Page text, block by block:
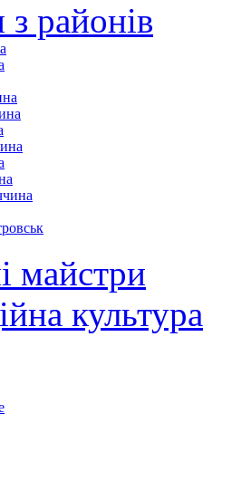
районів
майстри
культура